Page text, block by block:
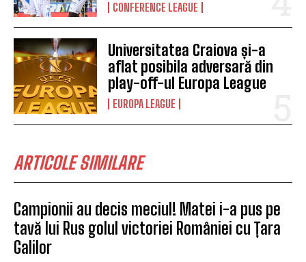
CONFERENCE LEAGUE
Universitatea Craiova și-a
aflat posibila adversară din
play-off-ul Europa League
EUROPA LEAGUE
ARTICOLE SIMILARE
Campionii au decis meciul! Matei i-a pus pe
tavă lui Rus golul victoriei României cu Țara
Galilor